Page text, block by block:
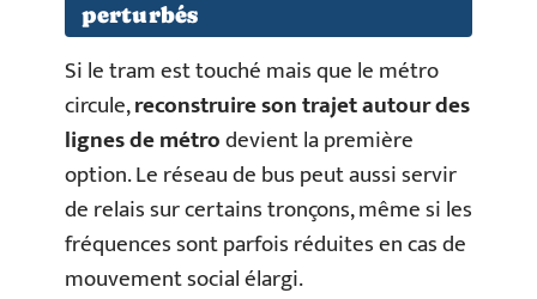
perturbés
Si le tram est touché mais que le métro
circule,reconstruire son trajet autour des
lignes de métrodevient la première
option. Le réseau de bus peut aussi servir
de relais sur certains tronçons, même si les
fréquences sont parfois réduites en cas de
mouvement social élargi.